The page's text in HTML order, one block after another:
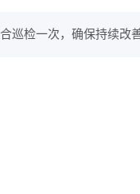
检一次，确保持续改